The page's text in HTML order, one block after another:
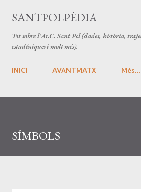
Salta al contingut
SANTPOLPÈDIA
Tot sobre l'At.C. Sant Pol (dades, història,
estadístiques i molt més).
INICI AVANTMATX Més…
SÍMBOLS